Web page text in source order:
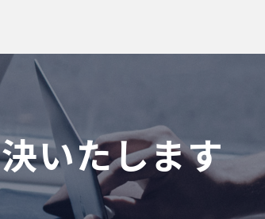
いたします